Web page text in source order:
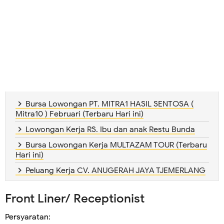
Bursa Lowongan PT. MITRA1 HASIL SENTOSA (
Mitra10 ) Februari (Terbaru Hari ini)
Lowongan Kerja RS. Ibu dan anak Restu Bunda
Bursa Lowongan Kerja MULTAZAM TOUR (Terbaru
Hari ini)
Peluang Kerja CV. ANUGERAH JAYA TJEMERLANG
Front Liner/ Receptionist
Persyaratan: